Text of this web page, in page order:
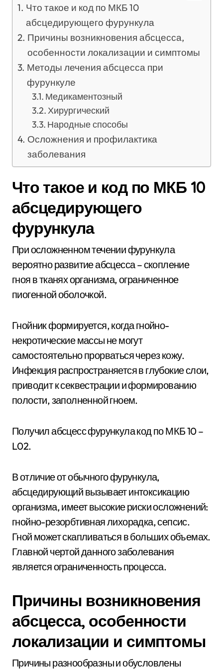
Что такое и код по МКБ 10
абсцедирующего фурункула
Причины возникновения абсцесса,
особенности локализации и симптомы
Методы лечения абсцесса при
фурункуле
Медикаментозный
Хирургический
Народные способы
Осложнения и профилактика
заболевания
Что такое и код по МКБ 10
абсцедирующего
фурункула
При осложненном течении фурункула
вероятно развитие абсцесса – скопление
гноя в тканях организма, ограниченное
пиогенной оболочкой.
Гнойник формируется, когда гнойно-
некротические массы не могут
самостоятельно прорваться через кожу.
Инфекция распространяется в глубокие слои,
приводит к секвестрации и формированию
полости, заполненной гноем.
Получил абсцесс фурункула код по МКБ 10 –
L02.
В отличие от обычного фурункула,
абсцедирующий вызывает интоксикацию
организма, имеет высокие риски осложнений:
гнойно-резорбтивная лихорадка, сепсис.
Гной может скапливаться в больших объемах.
Главной чертой данного заболевания
является ограниченность процесса.
Причины возникновения
абсцесса, особенности
локализации и симптомы
Причины разнообразны и обусловлены